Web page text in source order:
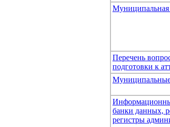
Муниципальная
Перечень
подготовки к
банки данных,
регистры